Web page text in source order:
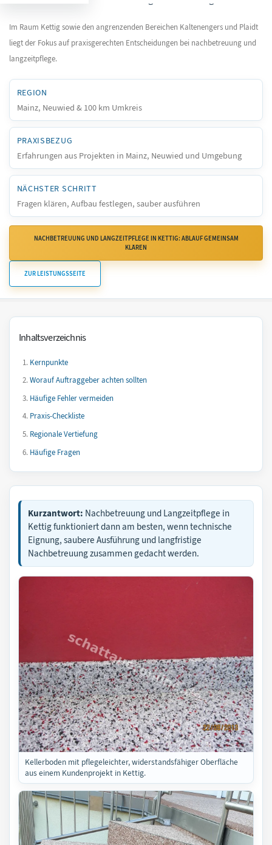
Im Raum Kettig sowie den angrenzenden Bereichen Kaltenengers und Plaidt
liegt der Fokus auf praxisgerechten Entscheidungen bei nachbetreuung und
langzeitpflege.
REGION
Mainz, Neuwied & 100 km Umkreis
PRAXISBEZUG
Erfahrungen aus Projekten in Mainz, Neuwied und Umgebung
NÄCHSTER SCHRITT
Fragen klären, Aufbau festlegen, sauber ausführen
NACHBETREUUNG UND LANGZEITPFLEGE IN KETTIG: ABLAUF GEMEINSAM
KLÄREN
ZUR LEISTUNGSSEITE
Inhaltsverzeichnis
Kernpunkte
Worauf Auftraggeber achten sollten
Häufige Fehler vermeiden
Praxis-Checkliste
Regionale Vertiefung
Häufige Fragen
Kurzantwort: Nachbetreuung und Langzeitpflege in
Kettig funktioniert dann am besten, wenn technische
Eignung, saubere Ausführung und langfristige
Nachbetreuung zusammen gedacht werden.
Kellerboden mit pflegeleichter, widerstandsfähiger Oberfläche
aus einem Kundenprojekt in Kettig.